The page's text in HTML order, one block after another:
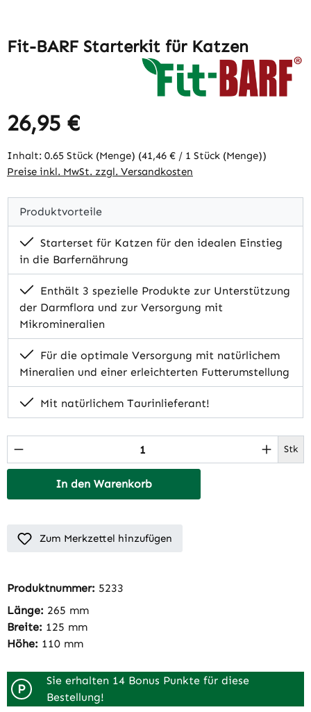
Fit-BARF Starterkit für Katzen
Regulärer Preis:
26,95 €
Inhalt: 0.65 Stück (Menge) (41,46 € / 1 Stück (Menge))
Preise inkl. MwSt. zzgl. Versandkosten
Produktvorteile
Starterset für Katzen für den idealen Einstieg
in die Barfernährung
Enthält 3 spezielle Produkte zur Unterstützung
der Darmflora und zur Versorgung mit
Mikromineralien
Für die optimale Versorgung mit natürlichem
Mineralien und einer erleichterten Futterumstellung
Mit natürlichem Taurinlieferant!
Produkt Anzahl: Gib den gewünschten Stk
In den Warenkorb
Zum Merkzettel hinzufügen
Produktnummer: 5233
Länge: 265 mm
Breite: 125 mm
Höhe: 110 mm
P
Sie erhalten 14 Bonus Punkte für diese
Bestellung!